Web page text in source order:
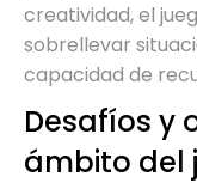
creatividad, el
sobrellevar
capacidad de
Desafíos y
ámbito del